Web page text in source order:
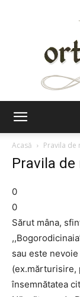
Acasă
Pravila de
Pravila de
0
0
Sărut mâna,
sau este
(ex.mărturisire,
însemnătatea